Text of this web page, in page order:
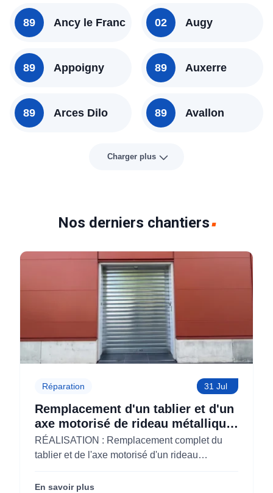
89 Ancy le Franc
89 Appoigny
89 Arces Dilo
02 Augy
89 Auxerre
89 Avallon
Charger plus
Nos derniers chantiers
Réparation 31 Jul
Remplacement d'un tablier et d'un
axe motorisé de rideau métallique
pour M'CHADAL (Optical Center)
(95)
RÉALISATION : Remplacement complet du
tablier et de l'axe motorisé d'un rideau
Center) (95290).
En savoir plus